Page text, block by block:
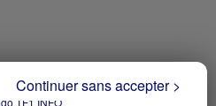
Continuer sans accepter >